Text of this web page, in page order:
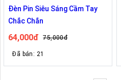
Đèn Pin Siêu Sáng Cầm Tay
Chắc Chắn
64,000đ 75,000đ
Đã bán: 21